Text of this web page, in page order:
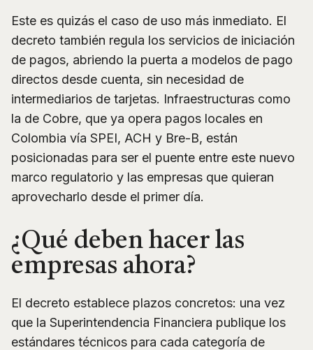
Este es quizás el caso de uso más inmediato. El
decreto también regula los servicios de iniciación
de pagos, abriendo la puerta a modelos de pago
directos desde cuenta, sin necesidad de
intermediarios de tarjetas. Infraestructuras como
la de Cobre, que ya opera pagos locales en
Colombia vía SPEI, ACH y Bre-B, están
posicionadas para ser el puente entre este nuevo
marco regulatorio y las empresas que quieran
aprovecharlo desde el primer día.
¿Qué deben hacer las
empresas ahora?
El decreto establece plazos concretos: una vez
que la Superintendencia Financiera publique los
estándares técnicos para cada categoría de